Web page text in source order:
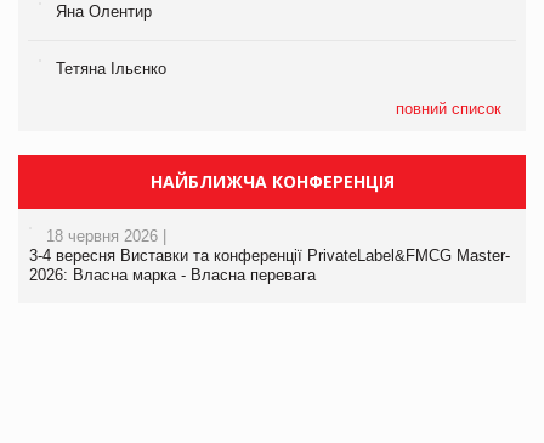
Яна Олентир
Тетяна Ільєнко
повний список
НАЙБЛИЖЧА КОНФЕРЕНЦІЯ
18 червня 2026 |
3-4 вересня Виставки та конференції PrivateLabel&FMCG Master-
2026: Власна марка - Власна перевага